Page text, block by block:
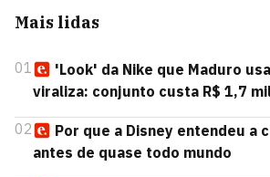
Mais lidas
01
'Look' da Nike que Maduro
viraliza: conjunto custa R$ 1,7
02
Por que a Disney entendeu a
antes de quase todo mundo